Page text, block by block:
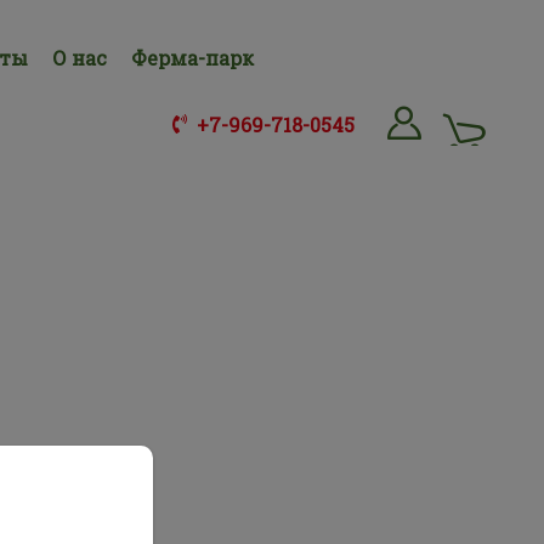
О нас Ферма-парк
+7-969-718-0545